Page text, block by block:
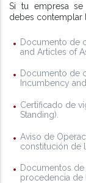
Si tu empresa se
debes contemplar
Documento de
and Articles of
Documento de
Incumbency
Certificado de
Standing).
Aviso de
constitución de
Documentos
procedencia de